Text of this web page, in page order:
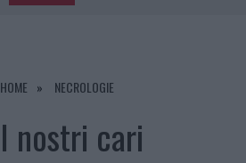
8 AGOSTO 2026 | SANGUE, MUSICA E SOLIDARIETÀ
HOME NECROLOGIE
I nostri cari